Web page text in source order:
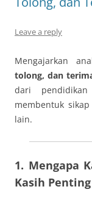
Leave a reply
Mengajarkan
tolong, dan
dari
membentuk
lain.
1. Mengapa
Kasih Penting